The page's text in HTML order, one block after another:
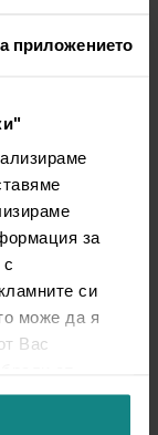
приложението
за
с
си
може да я
Вас
им.